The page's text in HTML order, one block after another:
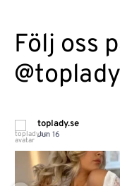
Följ oss
toplady.se
Jun 16